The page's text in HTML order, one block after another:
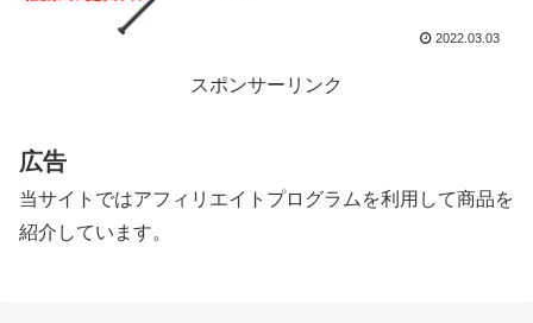
2022.03.03
スポンサーリンク
広告
当サイトではアフィリエイトプログラムを利用して商品を
紹介しています。